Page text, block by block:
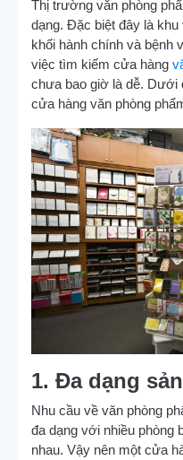
Thị trường văn phòng
dạng. Đặc biệt đây là
khối hành chính và bệnh
việc tìm kiếm cửa hàng
chưa bao giờ là dễ. Dưới
cửa hàng văn phòng
1. Đa dạng
Nhu cầu về văn phòng
đa dạng với nhiều phòng
nhau. Vậy nên một cửa